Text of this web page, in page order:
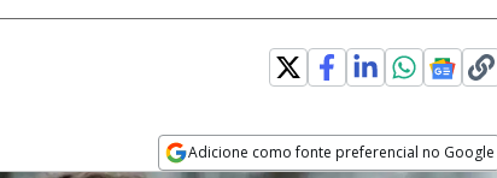
Adicione como fonte preferencial no Google